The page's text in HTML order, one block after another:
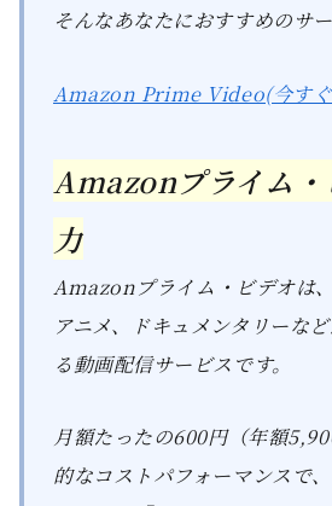
そんなあなたにおすすめのサ
Amazon Prime Video(今すぐ
Amazonプライム・
力
Amazonプライム・ビデオは、
アニメ、ドキュメンタリーな
る動画配信サービスです。
月額たったの600円（年額
的なコストパフォーマンスで